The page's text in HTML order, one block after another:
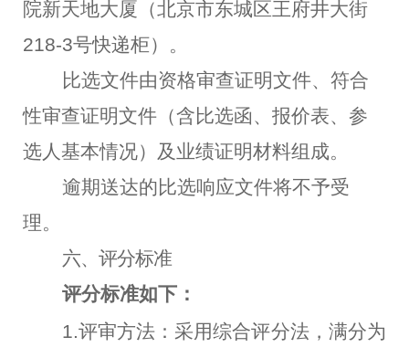
院新天地大厦（北京市东城区王府井大街
218-3号快递柜）。
比选文件由资格审查证明文件、符合
性审查证明文件（含比选函、报价表、参
选人基本情况）及业绩证明材料组成。
逾期送达的比选响应文件将不予受
理。
六、评分标准
评分标准如下：
1.评审方法：采用综合评分法，满分为